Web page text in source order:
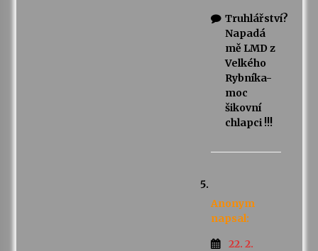
Truhlářství?
Napadá
mě LMD z
Velkého
Rybníka-
moc
šikovní
chlapci !!!
Anonym
napsal:
22. 2.